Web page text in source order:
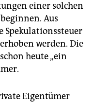
einer solchen
Aus
Spekulationssteuer
werden. Die
heute „ein
Eigentümer